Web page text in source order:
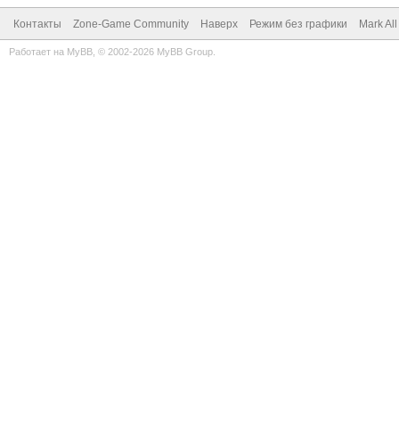
Контакты Zone-Game Community Наверх Режим без графики Mark
Работает на MyBB , © 2002-2026 MyBB Group